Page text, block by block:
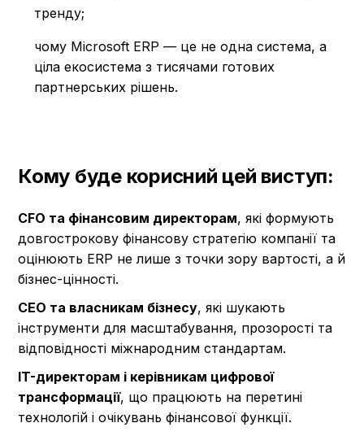
тренду;
чому Microsoft ERP — це не одна система, а
ціла екосистема з тисячами готових
партнерських рішень.
Кому буде корисний цей виступ:
CFO та фінансовим директорам, які формують
довгострокову фінансову стратегію компанії та
оцінюють ERP не лише з точки зору вартості, а й
бізнес-цінності.
CEO та власникам бізнесу, які шукають
інструменти для масштабування, прозорості та
відповідності міжнародним стандартам.
IT-директорам і керівникам цифрової
трансформації, що працюють на перетині
технологій і очікувань фінансової функції.